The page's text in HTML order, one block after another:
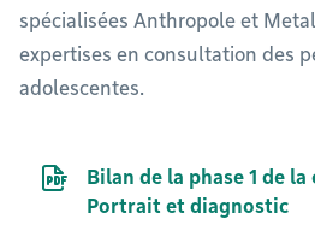
spécialisées Anthropole et
expertises en consultation des
adolescentes.
Document PDF
Bilan de la phase 1 de
Portrait et diagnostic